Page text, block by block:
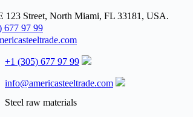
123 Street, North Miami, FL 33181, USA.
677 97 99
+1 (305) 677 97 99
info@americasteeltrade.com
Steel raw materials